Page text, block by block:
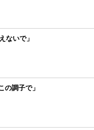
ないで」
の調子で」